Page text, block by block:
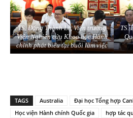
TS. Đặng Thành Lê, Viện trưởng
Viện Nghiên cứu Khoa học Hành
chính phát biểu tại buổi làm việc
TS.
TAGS Australia
Đại học Tổng hợp
Học viện Hành chính Quốc gia
hợp tác